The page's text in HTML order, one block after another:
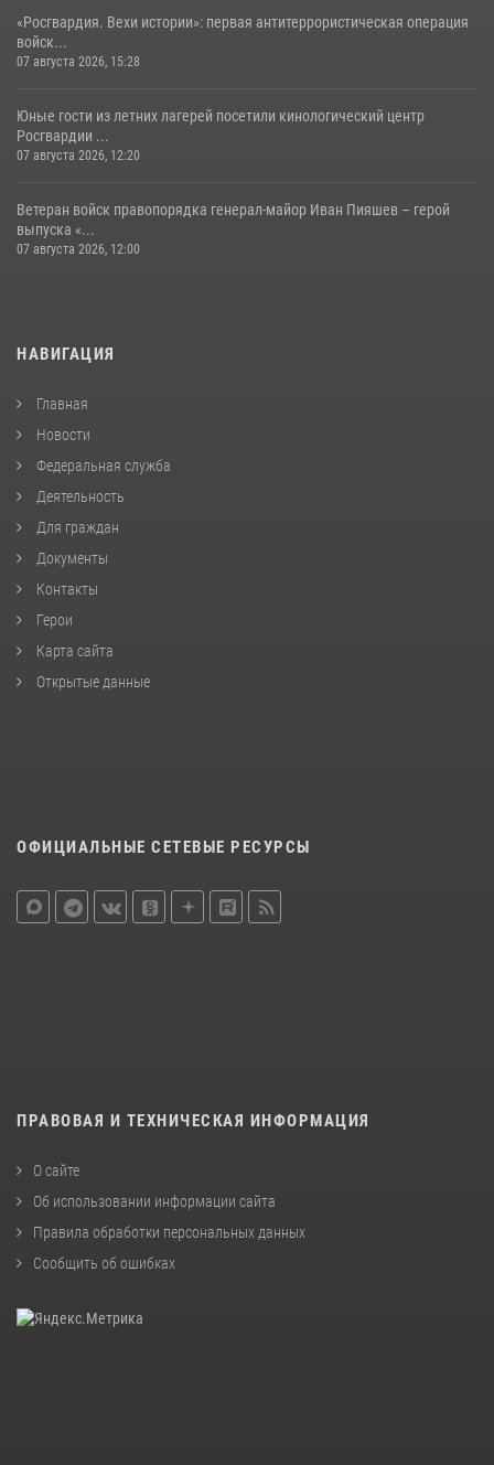
«Росгвардия. Вехи истории»: первая антитеррористическая операция
войск...
07 августа 2026, 15:28
Юные гости из летних лагерей посетили кинологический центр
Росгвардии ...
07 августа 2026, 12:20
Ветеран войск правопорядка генерал-майор Иван Пияшев – герой
выпуска «...
07 августа 2026, 12:00
НАВИГАЦИЯ
Главная
Новости
Федеральная служба
Деятельность
Для граждан
Документы
Контакты
Герои
Карта сайта
Открытые данные
ОФИЦИАЛЬНЫЕ СЕТЕВЫЕ РЕСУРСЫ
ПРАВОВАЯ И ТЕХНИЧЕСКАЯ ИНФОРМАЦИЯ
О сайте
Об использовании информации сайта
Правила обработки персональных данных
Сообщить об ошибках